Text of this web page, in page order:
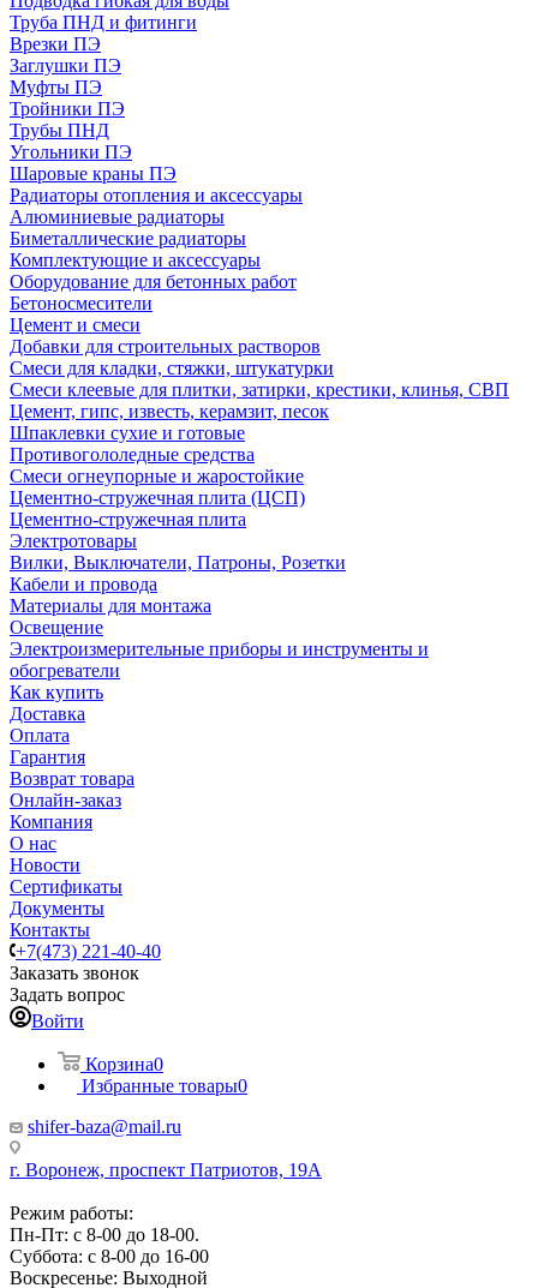
Труба ПНД и фитинги
Врезки ПЭ
Заглушки ПЭ
Муфты ПЭ
Тройники ПЭ
Трубы ПНД
Угольники ПЭ
Шаровые краны ПЭ
Радиаторы отопления и аксессуары
Алюминиевые радиаторы
Биметаллические радиаторы
Комплектующие и аксессуары
Оборудование для бетонных работ
Бетоносмесители
Цемент и смеси
Добавки для строительных растворов
Смеси для кладки, стяжки, штукатурки
Смеси клеевые для плитки, затирки, крестики, клинья, СВП
Цемент, гипс, известь, керамзит, песок
Шпаклевки сухие и готовые
Противогололедные средства
Смеси огнеупорные и жаростойкие
Цементно-стружечная плита (ЦСП)
Цементно-стружечная плита
Электротовары
Вилки, Выключатели, Патроны, Розетки
Кабели и провода
Материалы для монтажа
Освещение
Электроизмерительные приборы и инструменты и
обогреватели
Как купить
Доставка
Оплата
Гарантия
Возврат товара
Онлайн-заказ
Компания
О нас
Новости
Сертификаты
Документы
Контакты
+7(473) 221-40-40
Заказать звонок
Задать вопрос
Войти
Корзина0
Избранные товары0
shifer-baza@mail.ru
г. Воронеж, проспект Патриотов, 19А
Режим работы:
Пн-Пт: с 8-00 до 18-00.
Суббота: с 8-00 до 16-00
Воскресенье: Выходной